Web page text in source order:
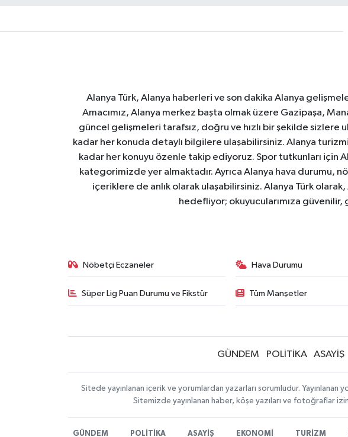
Alanya Türk, Alanya haberleri ve son dakika Alanya
Amacımız, Alanya merkez başta olmak üzere Gazipaşa,
güncel gelişmeleri tarafsız, doğru ve hızlı bir şekilde sizlere
kadar her konuda detaylı bilgilere ulaşabilirsiniz. Alanya
kadar her konuyu özenle takip ediyoruz. Spor tutkunları için
kategorimizde yer almaktadır. Ayrıca Alanya hava durumu,
içeriklere de anlık olarak ulaşabilirsiniz. Alanya Türk
hedefliyor; okuyucularımıza
Nöbetçi Eczaneler Hava Durumu
Süper Lig Puan Durumu ve Fikstür Tüm Manşetler
GÜNDEM POLİTİKA ASAYİŞ
Sitede yayınlanan içerik ve yorumlardan yazarları sorumludur. Yayınlanan
Sitemizde yayınlanan haber, köşe yazıları ve fotoğraflar
GÜNDEM POLİTİKA ASAYİŞ EKONOMİ TURİZM